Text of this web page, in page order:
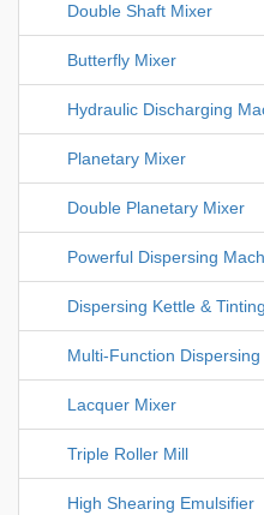
Double Shaft Mixer
Butterfly Mixer
Hydraulic Discharging
Planetary Mixer
Double Planetary Mixer
Powerful Dispersing
Dispersing Kettle &
Multi-Function
Lacquer Mixer
Triple Roller Mill
High Shearing Emulsifier